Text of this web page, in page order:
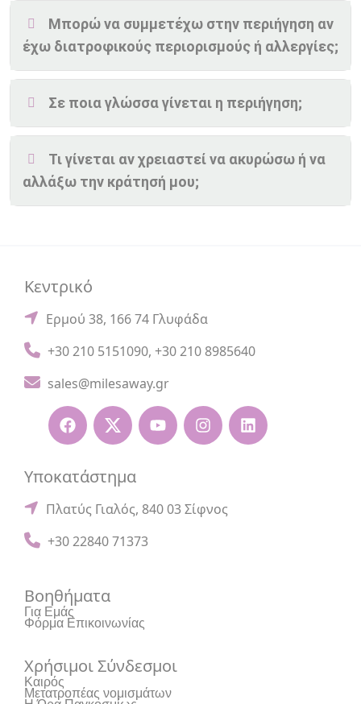
Μπορώ να συμμετέχω στην περιήγηση αν
έχω διατροφικούς περιορισμούς ή αλλεργίες;
Σε ποια γλώσσα γίνεται η περιήγηση;
Τι γίνεται αν χρειαστεί να ακυρώσω ή να
αλλάξω την κράτησή μου;
Κεντρικό
Ερμού 38, 166 74 Γλυφάδα
+30 210 5151090, +30 210 8985640
sales@milesaway.gr
Υποκατάστημα
Πλατύς Γιαλός, 840 03 Σίφνος
+30 22840 71373
Βοηθήματα
Για Εμάς
Φόρμα Επικοινωνίας
Χρήσιμοι Σύνδεσμοι
Καιρός
Μετατροπέας νομισμάτων